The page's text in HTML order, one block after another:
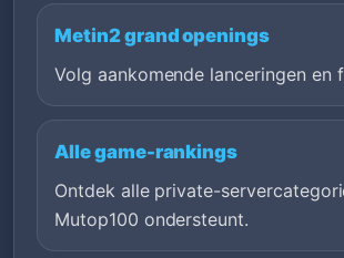
Metin2 grand openings
Volg aankomende lanceringen en
Alle game-rankings
Ontdek alle private-
Mutop100 ondersteunt.